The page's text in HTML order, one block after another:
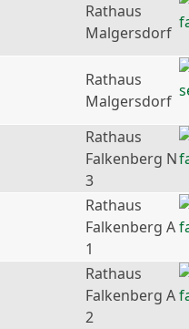
Rathaus
Malgersdorf
Rathaus
Malgersdorf
Rathaus
Falkenberg N
3
Rathaus
Falkenberg A
1
Rathaus
Falkenberg A
2